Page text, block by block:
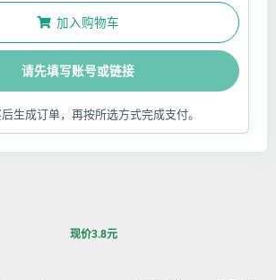
加入购物车
请先填写账号或链接
生成订单，再按所选方式完成支付。
现价3.8元